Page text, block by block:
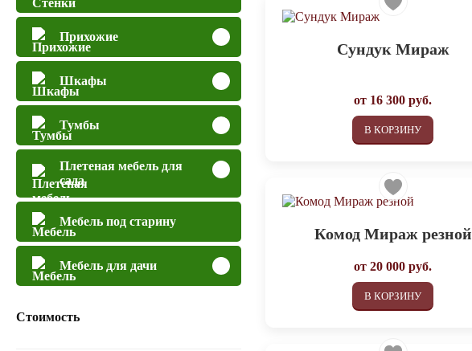
Прихожие
Шкафы
Тумбы
Плетеная мебель для
сада
Мебель под старину
Мебель для дачи
Стоимость
Сундук Мираж
от 16 300 руб.
В КОРЗИНУ
Комод Мираж резной
от20 000 руб.
В КОРЗИНУ